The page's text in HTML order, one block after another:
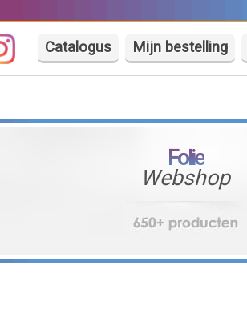
Catalogus Mijn bestelling
Folie
Webshop